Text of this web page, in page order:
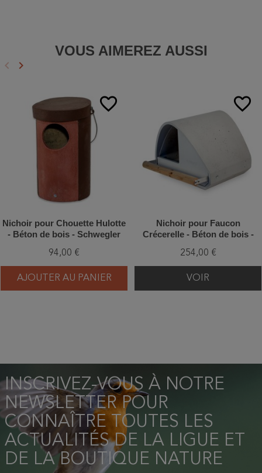
VOUS AIMEREZ AUSSI
Précédent
keyboard_arrow_left Suivant
keyboard_arrow_right
favorite_border
Nichoir pour Chouette Hulotte
- Béton de bois - Schwegler
94,00 €
AJOUTER AU PANIER
favorite_border
Nichoir pour Faucon
Crécerelle - Béton de bois -
254,00 €
VOIR
INSCRIVEZ-VOUS À NOTRE
NEWSLETTER POUR
CONNAÎTRE TOUTES LES
ACTUALITÉS DE LA LIGUE ET
DE LA BOUTIQUE NATURE